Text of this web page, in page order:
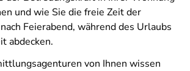
und wie Sie die freie Zeit der
Feierabend, während des Urlaubs
abdecken.
von Ihnen wissen